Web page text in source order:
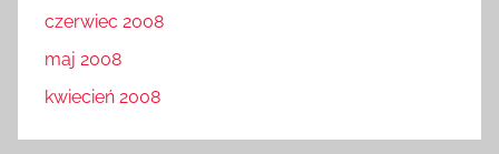
czerwiec 2008
maj 2008
kwiecień 2008